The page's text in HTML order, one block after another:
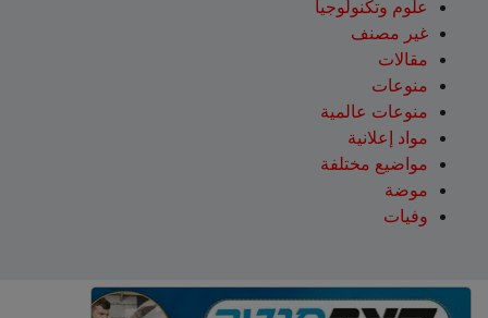
علوم وتكنولوجيا
غير مصنف
مقالات
منوعات
منوعات عالمية
مواد إعلانية
مواضيع مختلفة
موضة
وفيات